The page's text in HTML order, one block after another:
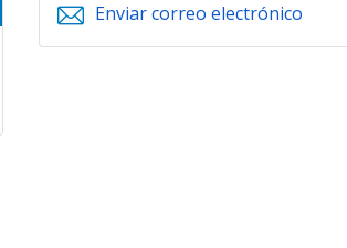
Enviar correo electrónico